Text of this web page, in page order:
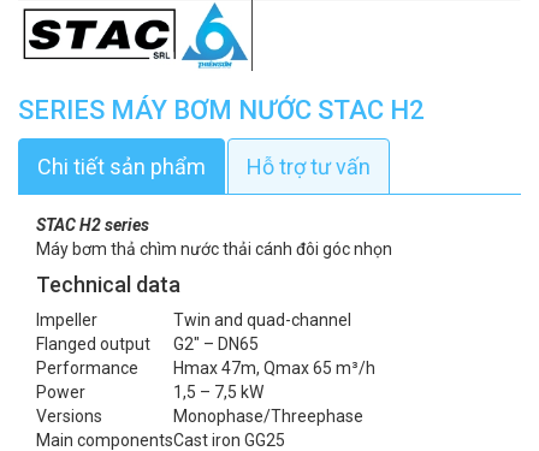
SERIES MÁY BƠM NƯỚC STAC H2
Chi tiết sản phẩm Hỗ trợ tư vấn
STAC H2 series
Máy bơm thả chìm nước thải cánh đôi góc nhọn
Technical data
Impeller
Twin and quad-channel
Flanged output
G2″ – DN65
Performance
Hmax 47m, Qmax 65 m³/h
Power
1,5 – 7,5 kW
Versions
Monophase/Threephase
Main componentsCast iron GG25